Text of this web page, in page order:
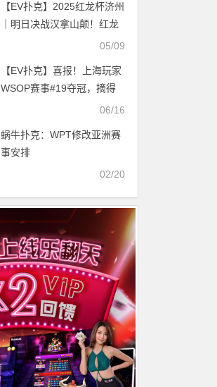
（快速）
【EV扑克】2025红龙杯济州
｜明日决战汉拿山颠！红龙
赛FT9位人选确定！唯一女
待！何俊杰超千万计分牌引
领群雄！
05/09
【EV扑克】喜报！上海玩家
WSOP赛事#19夺冠，摘得
个人及本届比赛国人首条金
06/16
蜗牛扑克：WPT修改亚洲赛
事安排
02/20